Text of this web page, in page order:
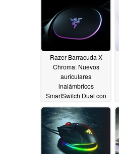
Nvidia
12/27/2024
Razer Barracuda X
Chroma: Nuevos
auriculares
inalámbricos
SmartSwitch Dual con
10/25/2024